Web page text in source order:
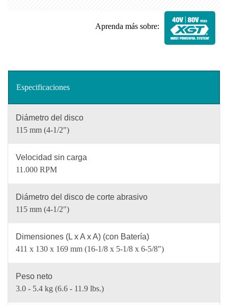
Aprenda más sobre:
Especificaciones
Diámetro del disco
115 mm (4-1/2")
Velocidad sin carga
11.000 RPM
Diámetro del disco de corte abrasivo
115 mm (4-1/2")
Dimensiones (L x A x A) (con Batería)
411 x 130 x 169 mm (16-1/8 x 5-1/8 x 6-5/8")
Peso neto
3.0 - 5.4 kg (6.6 - 11.9 lbs.)